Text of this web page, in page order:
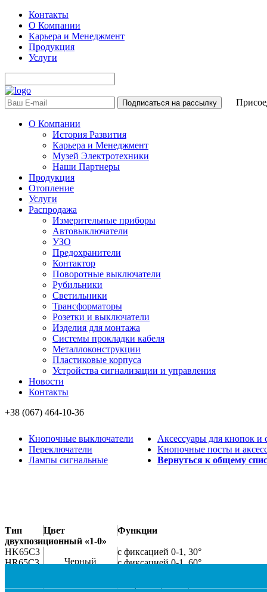
Контакты
О Компании
Карьера и Менеджмент
Продукция
Услуги
О Компании
История Развития
Карьера и Менеджмент
Музей Электротехники
Наши Партнеры
Продукция
Отопление
Услуги
Распродажа
Измерительные приборы
Автовыключатели
УЗО
Предохранители
Контактор
Поворотные выключатели
Рубильники
Светильники
Трансформаторы
Розетки и выключатели
Изделия для монтажа
Системы прокладки кабеля
Металлоконcтрукции
Пластиковые корпуса
Устройства сигнализации и управления
Новости
Контакты
+38 (067) 464-10-36
Кнопочные выключатели
Переключатели
Лампы сигнальные
Аксессуары для кнопок и
Кнопочные посты и
Вернуться к общему
Тип Цвет
Функции
двухпозиционный «1-0»
HK65C3
Черный
с фиксацией 0-1, 30°
HR65C3
с фиксацией 0-1, 60°